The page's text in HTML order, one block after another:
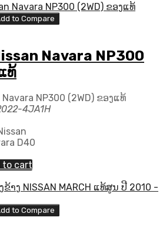
to Compare
Navara NP300
ທ້
NP300 (2WD) ຂອງແທ້
4JA1H
D40
to cart
to Compare